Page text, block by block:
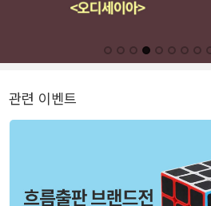
관련 이벤트